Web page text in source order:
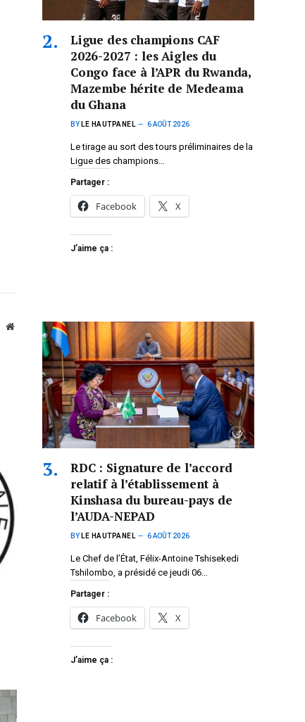
Website
Ligue des champions CAF
2026-2027 : les Aigles du
Congo face à l’APR du Rwanda,
Mazembe hérite de Medeama
du Ghana
BY LE HAUTPANEL 6 AOÛT 2026
Le tirage au sort des tours préliminaires de la
Ligue des champions…
Partager :
Facebook X
J’aime ça :
RDC : Signature de l’accord
relatif à l’établissement à
Kinshasa du bureau-pays de
l’AUDA-NEPAD
BY LE HAUTPANEL 6 AOÛT 2026
Le Chef de l’État, Félix-Antoine Tshisekedi
Tshilombo, a présidé ce jeudi 06…
Partager :
Facebook X
J’aime ça :